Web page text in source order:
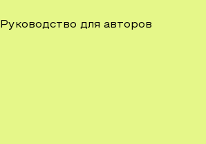
Руководство для авторов